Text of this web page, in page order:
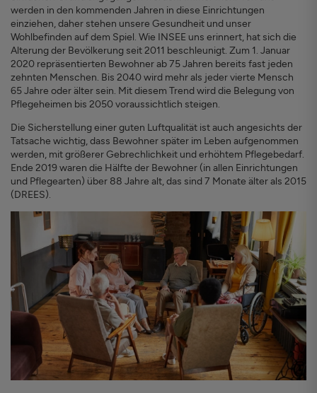
werden in den kommenden Jahren in diese Einrichtungen
einziehen, daher stehen unsere Gesundheit und unser
Wohlbefinden auf dem Spiel. Wie INSEE uns erinnert, hat sich die
Alterung der Bevölkerung seit 2011 beschleunigt. Zum 1. Januar
2020 repräsentierten Bewohner ab 75 Jahren bereits fast jeden
zehnten Menschen. Bis 2040 wird mehr als jeder vierte Mensch
65 Jahre oder älter sein. Mit diesem Trend wird die Belegung von
Pflegeheimen bis 2050 voraussichtlich steigen.
Die Sicherstellung einer guten Luftqualität ist auch angesichts der
Tatsache wichtig, dass Bewohner später im Leben aufgenommen
werden, mit größerer Gebrechlichkeit und erhöhtem Pflegebedarf.
Ende 2019 waren die Hälfte der Bewohner (in allen Einrichtungen
und Pflegearten) über 88 Jahre alt, das sind 7 Monate älter als 2015
(DREES).